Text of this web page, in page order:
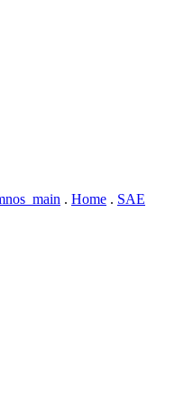
. Home . SAE